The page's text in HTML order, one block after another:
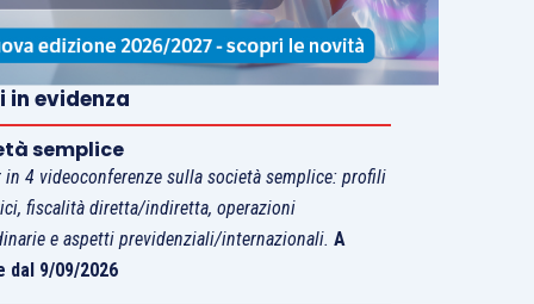
in evidenza
semplice
in 4 videoconferenze sulla società semplice: profili
fiscalità diretta/indiretta, operazioni
e aspetti previdenziali/internazionali.A
dal 9/09/2026